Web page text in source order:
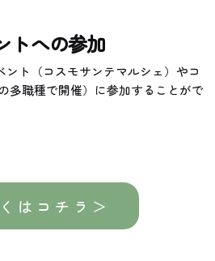
トへの参加
ト（コスモサンテマルシェ）やコ
多職種で開催）に参加することがで
は コ チ ラ ＞